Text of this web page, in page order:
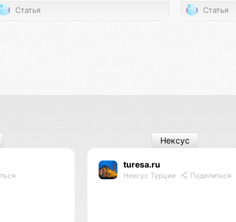
Статья Статья
turesa.ru
Нексус Турции Поделиться
Нексус